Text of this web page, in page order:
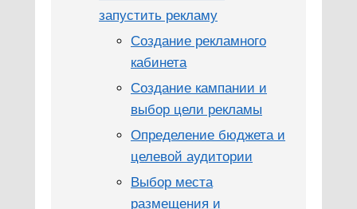
запустить рекламу
Создание рекламного
кабинета
Создание кампании и
выбор цели рекламы
Определение бюджета и
целевой аудитории
Выбор места
размещения и